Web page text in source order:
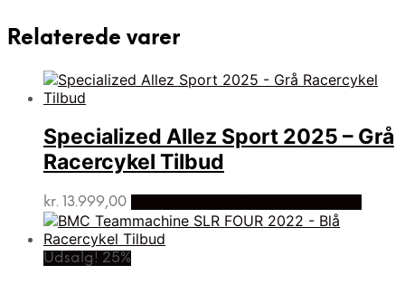
Relaterede varer
Specialized Allez Sport 2025 – Grå
Racercykel Tilbud
kr. 13.999,00
Udsalg! 25%